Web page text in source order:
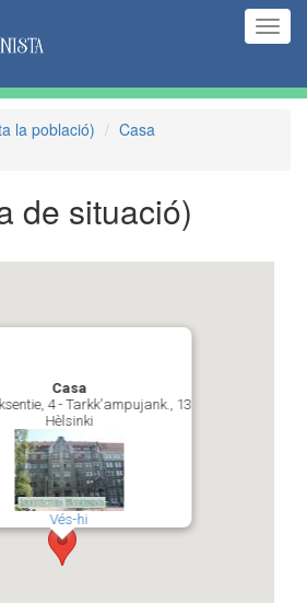
la població)
Casa
de situació)
Casa
4 - Tarkk'ampujank., 13
Hèlsinki
Vés-hi